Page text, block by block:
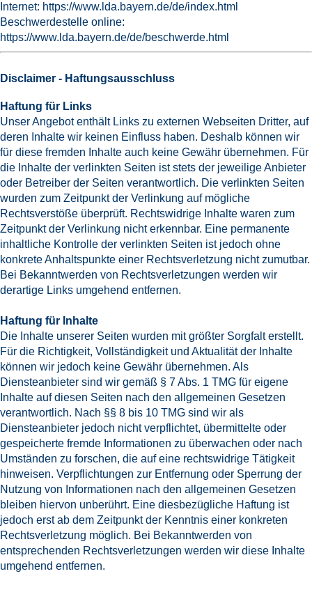
Internet: https://www.lda.bayern.de/de/index.html
Beschwerdestelle online:
https://www.lda.bayern.de/de/beschwerde.html
Disclaimer - Haftungsausschluss
Haftung für Links
Unser Angebot enthält Links zu externen Webseiten Dritter, auf
deren Inhalte wir keinen Einfluss haben. Deshalb können wir
für diese fremden Inhalte auch keine Gewähr übernehmen. Für
die Inhalte der verlinkten Seiten ist stets der jeweilige Anbieter
oder Betreiber der Seiten verantwortlich. Die verlinkten Seiten
wurden zum Zeitpunkt der Verlinkung auf mögliche
Rechtsverstöße überprüft. Rechtswidrige Inhalte waren zum
Zeitpunkt der Verlinkung nicht erkennbar. Eine permanente
inhaltliche Kontrolle der verlinkten Seiten ist jedoch ohne
konkrete Anhaltspunkte einer Rechtsverletzung nicht zumutbar.
Bei Bekanntwerden von Rechtsverletzungen werden wir
derartige Links umgehend entfernen.
Haftung für Inhalte
Die Inhalte unserer Seiten wurden mit größter Sorgfalt erstellt.
Für die Richtigkeit, Vollständigkeit und Aktualität der Inhalte
können wir jedoch keine Gewähr übernehmen. Als
Diensteanbieter sind wir gemäß § 7 Abs. 1 TMG für eigene
Inhalte auf diesen Seiten nach den allgemeinen Gesetzen
verantwortlich. Nach §§ 8 bis 10 TMG sind wir als
Diensteanbieter jedoch nicht verpflichtet, übermittelte oder
gespeicherte fremde Informationen zu überwachen oder nach
Umständen zu forschen, die auf eine rechtswidrige Tätigkeit
hinweisen. Verpflichtungen zur Entfernung oder Sperrung der
Nutzung von Informationen nach den allgemeinen Gesetzen
bleiben hiervon unberührt. Eine diesbezügliche Haftung ist
jedoch erst ab dem Zeitpunkt der Kenntnis einer konkreten
Rechtsverletzung möglich. Bei Bekanntwerden von
entsprechenden Rechtsverletzungen werden wir diese Inhalte
umgehend entfernen.